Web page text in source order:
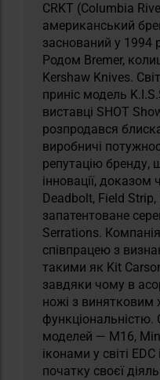
CRKT (Columbia
американський
заснований у 1994
Родом Bremer,
Kershaw Knives.
приніс модель
виставці SHOT
розпродався
виробничі
репутацію бренду,
інновації, доказом
Deadbolt, Field
запатентоване
Serrations.
співпрацею з
такими як Kit
завдяки чому в
ножі з винятковим
функціональністю.
моделей — M16,
іконами у світі
початку своєї